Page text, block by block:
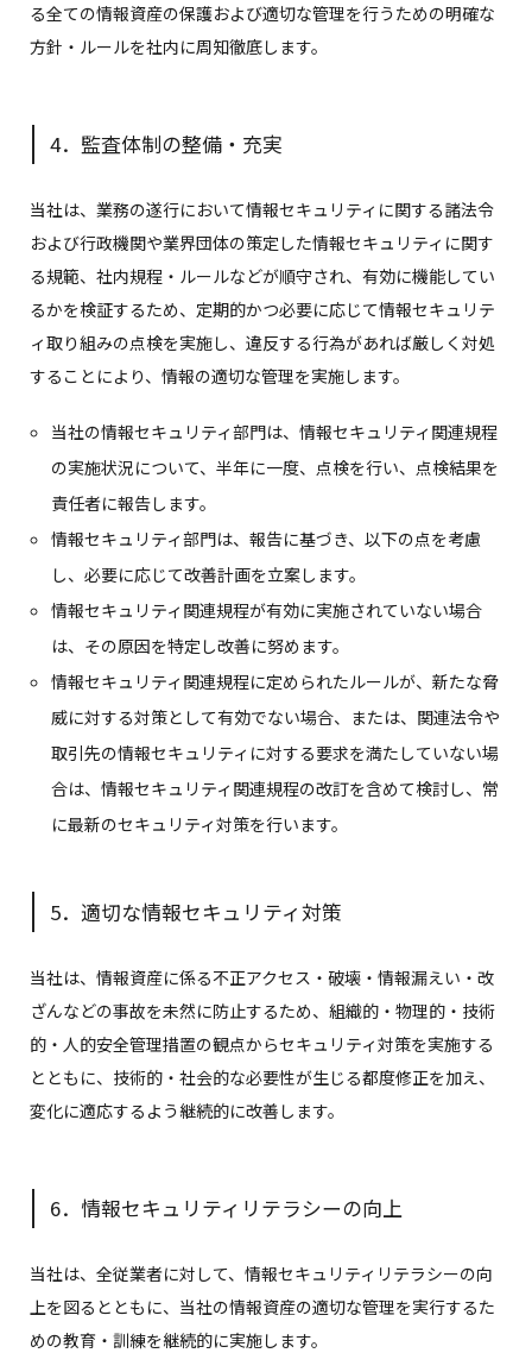
る全ての情報資産の保護および適切な管理を行うための明確な
方針・ルールを社内に周知徹底します。
4．監査体制の整備・充実
当社は、業務の遂行において情報セキュリティに関する諸法令
および行政機関や業界団体の策定した情報セキュリティに関す
る規範、社内規程・ルールなどが順守され、有効に機能してい
るかを検証するため、定期的かつ必要に応じて情報セキュリテ
ィ取り組みの点検を実施し、違反する行為があれば厳しく対処
することにより、情報の適切な管理を実施します。
当社の情報セキュリティ部門は、情報セキュリティ関連規程
の実施状況について、半年に一度、点検を行い、点検結果を
責任者に報告します。
情報セキュリティ部門は、報告に基づき、以下の点を考慮
し、必要に応じて改善計画を立案します。
情報セキュリティ関連規程が有効に実施されていない場合
は、その原因を特定し改善に努めます。
情報セキュリティ関連規程に定められたルールが、新たな脅
威に対する対策として有効でない場合、または、関連法令や
取引先の情報セキュリティに対する要求を満たしていない場
合は、情報セキュリティ関連規程の改訂を含めて検討し、常
に最新のセキュリティ対策を行います。
5．適切な情報セキュリティ対策
当社は、情報資産に係る不正アクセス・破壊・情報漏えい・改
ざんなどの事故を未然に防止するため、組織的・物理的・技術
的・人的安全管理措置の観点からセキュリティ対策を実施する
とともに、技術的・社会的な必要性が生じる都度修正を加え、
変化に適応するよう継続的に改善します。
6．情報セキュリティリテラシーの向上
当社は、全従業者に対して、情報セキュリティリテラシーの向
上を図るとともに、当社の情報資産の適切な管理を実行するた
めの教育・訓練を継続的に実施します。